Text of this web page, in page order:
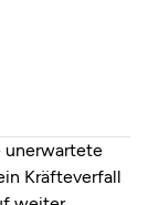
unerwartete
Kräfteverfall